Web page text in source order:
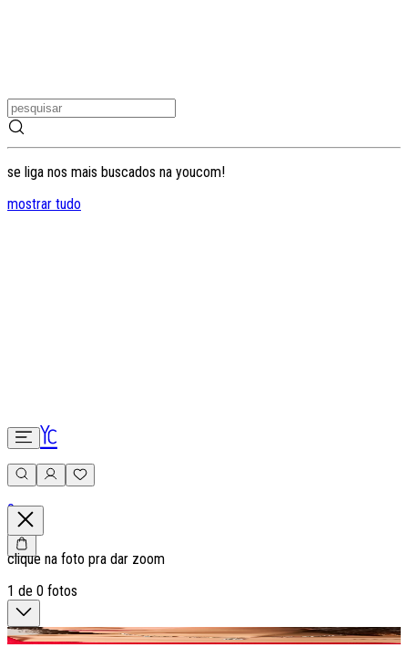
se liga nos mais buscados na youcom!
mostrar tudo
0
clique na foto pra dar zoom
1 de 0 fotos